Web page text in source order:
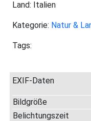
Land: Italien
Kategorie: Natur &
Tags:
EXIF-Daten
Bildgröße
Belichtungszeit